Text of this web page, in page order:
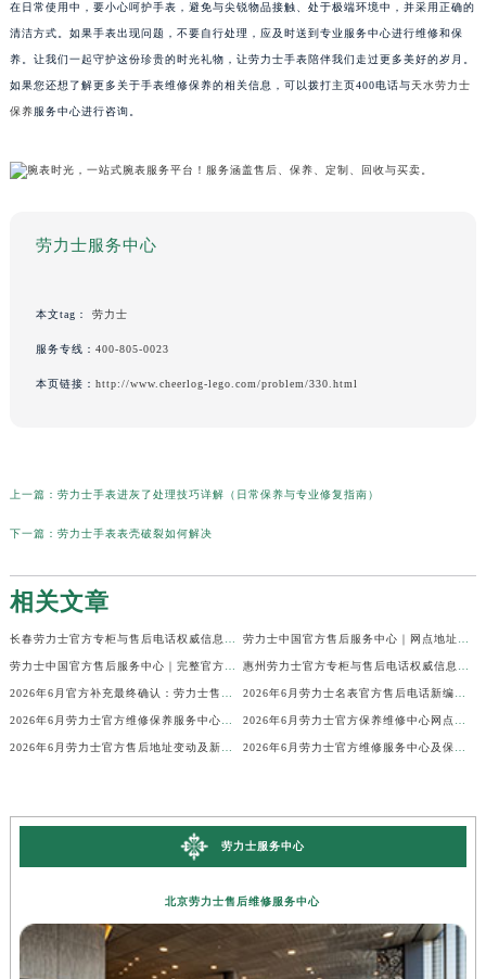
在日常使用中，要小心呵护手表，避免与尖锐物品接触、处于极端环境中，并采用正确的
清洁方式。如果手表出现问题，不要自行处理，应及时送到专业服务中心进行维修和保
养。让我们一起守护这份珍贵的时光礼物，让劳力士手表陪伴我们走过更多美好的岁月。
如果您还想了解更多关于手表维修保养的相关信息，可以拨打主页400电话与天水劳力士
保养服务中心进行咨询。
劳力士服务中心
本文tag： 劳力士
服务专线： 400-805-0023
本页链接： http://www.cheerlog-lego.com/problem/330.html
上一篇： 劳力士手表进灰了处理技巧详解（日常保养与专业修复指南）
下一篇： 劳力士手表表壳破裂如何解决
相关文章
长春劳力士官方专柜与售后电话权威信息公示（2026年6月最新） 劳力士中国官方售后服务中心｜网点地址及24小时热线权威信息公示（2026年6月最新）
劳力士中国官方售后服务中心｜完整官方电话和网点地址权威信息公示（2026年6月最新） 惠州劳力士官方专柜与售后电话权威信息公示（2026年6月最新）
2026年6月官方补充最终确认：劳力士售后网点迁址与新增 2026年6月劳力士名表官方售后电话新编地址权威简明速查表
2026年6月劳力士官方维修保养服务中心搬迁与新增完整说明文件内容全面公示 2026年6月劳力士官方保养维修中心网点新增及部分搬迁
2026年6月劳力士官方售后地址变动及新店开幕补充最终通知 2026年6月劳力士官方维修服务中心及保养站最新调整补充确认终稿说明
劳力士服务中心
北京劳力士售后维修服务中心